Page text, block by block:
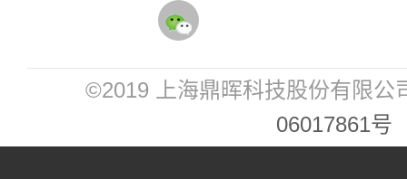
©2019 上海鼎晖科技股份有限公
06017861号